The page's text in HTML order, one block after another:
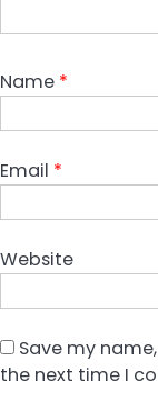
Name *
Email *
Website
Save my
the next time I